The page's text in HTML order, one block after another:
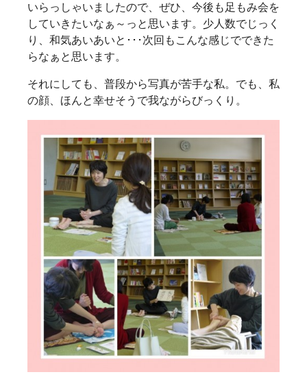
いらっしゃいましたので、ぜひ、今後も足もみ会を
していきたいなぁ～っと思います。少人数でじっく
り、和気あいあいと･･･次回もこんな感じでできた
らなぁと思います。
それにしても、普段から写真が苦手な私。でも、私
の顔、ほんと幸せそうで我ながらびっくり。